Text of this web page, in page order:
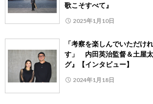
歌こそすべて』
2025年1月10日
「考察を楽しんでいただけ
す」 内田英治監督＆土屋
グ』【インタビュー】
2024年1月18日